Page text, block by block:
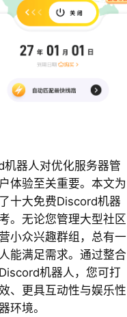
机器人对优化服务器管
体验至关重要。本文为
十大免费Discord机器
。无论您管理大型社区
小众兴趣群组，总有一
能满足需求。通过整合
机器人，您可打
、更具互动性与娱乐性
环境。